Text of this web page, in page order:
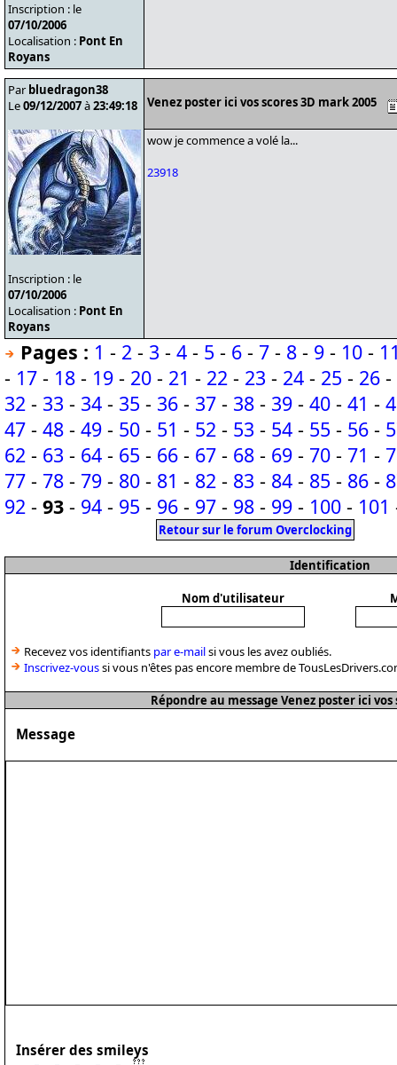
Inscription : le
07/10/2006
Localisation : Pont En
Royans
Par bluedragon38
Le09/12/2007à23:49:18
Inscription : le
07/10/2006
Localisation : Pont En
Royans
Venez poster ici vos scores 3D mark 2005
wow je commence a volé la...
23918
Pages : 1 - 2 - 3 - 4 - 5 - 6 - 7 - 8 - 9 - 10 -
- 17 - 18 - 19 - 20 - 21 - 22 - 23 - 24 - 25 - 26 -
32 - 33 - 34 - 35 - 36 - 37 - 38 - 39 - 40 - 41 -
47 - 48 - 49 - 50 - 51 - 52 - 53 - 54 - 55 - 56 -
62 - 63 - 64 - 65 - 66 - 67 - 68 - 69 - 70 - 71 -
77 - 78 - 79 - 80 - 81 - 82 - 83 - 84 - 85 - 86 -
92 - 93 - 94 - 95 - 96 - 97 - 98 - 99 - 100 - 101
Retour sur le forum Overclocking
Identification
Nom d'utilisateur
Recevez vos identifiants par e-mailsi vous les avez oubliés.
Inscrivez-voussi vous n'êtes pas encore membre de
Répondre au message Venez poster ici vos
Message
Insérer des smileys